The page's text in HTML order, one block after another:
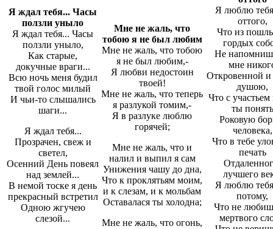
Я ждал тебя... Часы
ползли уныло
Я ждал тебя... Часы
ползли уныло,
Как старые,
докучные враги...
Всю ночь меня будил
твой голос милый
И чьи-то слышались
шаги...
Я ждал тебя...
Прозрачен, свеж и
светел,
Осенний День повеял
над землей...
В немой тоске я день
прекрасный встретил
Одною жгучею
слезой...
Мне не жаль, что
тобою я не был любим
Мне не жаль, что тобою
я не был любим,-
Я любви недостоин
твоей!
Мне не жаль, что теперь
я разлукой томим,-
Я в разлуке люблю
горячей;
Мне не жаль, что и
налил и выпил я сам
Унижения чашу до дна,
Что к проклятьям моим,
и к слезам, и к мольбам
Оставалася ты холодна;
Мне не жаль, что огонь,
Я люблю
оттого,
Что из
гордых
Не
мне
Откровенной и
душою,
Что с участьем
ты понять
Роковую
человека,
Что в тебе
печать
лучшего
Я люблю
потому,
Что не
мертвого